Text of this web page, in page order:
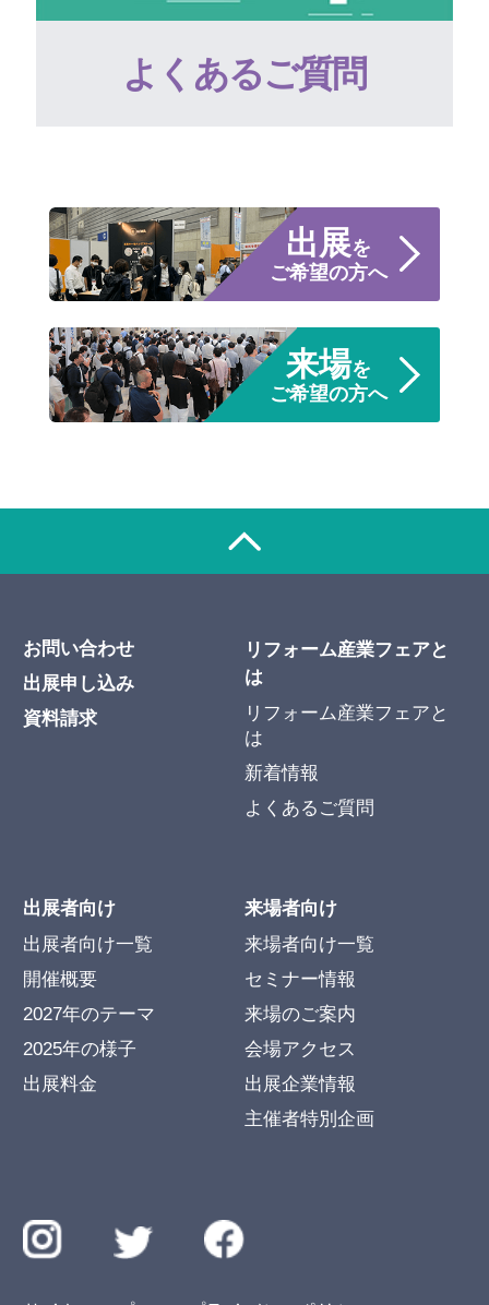
よくあるご質問
出展を
ご希望の方へ
来場を
ご希望の方へ
お問い合わせ
出展申し込み
資料請求
リフォーム産業フェアと
は
リフォーム産業フェアと
は
新着情報
よくあるご質問
出展者向け
出展者向け一覧
開催概要
2027年のテーマ
2025年の様子
出展料金
来場者向け
来場者向け一覧
セミナー情報
来場のご案内
会場アクセス
出展企業情報
主催者特別企画